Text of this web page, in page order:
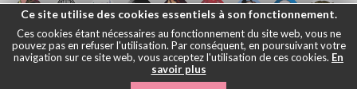
Ce site utilise des cookies essentiels à son fonctionnement.
Ces cookies étant nécessaires au fonctionnement du site web, vous ne
pouvez pas en refuser l'utilisation. Par conséquent, en poursuivant votre
navigation sur ce site web, vous acceptez l'utilisation de ces cookies. En
savoir plus